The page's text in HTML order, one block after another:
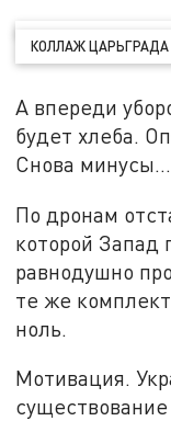
КОЛЛАЖ ЦАРЬГРАДА
А впереди
будет хлеба.
Снова минусы…
По дронам
которой Запад
равнодушно
те же
ноль.
Мотивация.